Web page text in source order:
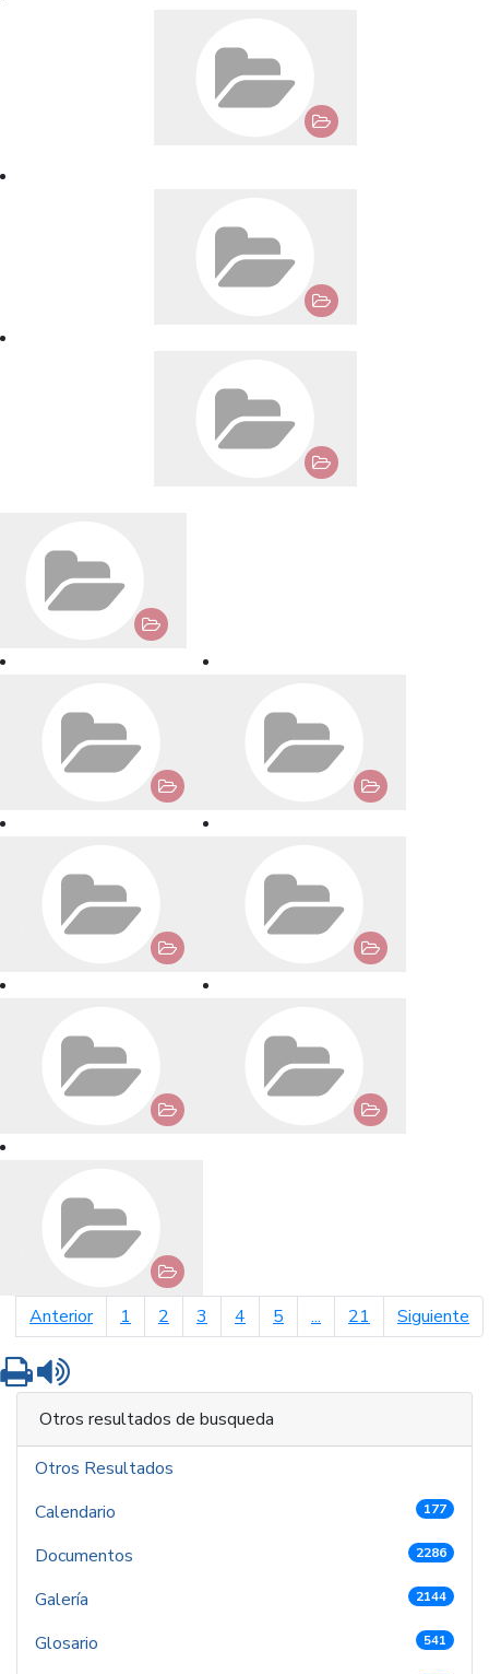
Anteriorpágina anterior
1 2 3 4 5 ... 21 Siguiente
Imprimir
Otros resultados de busqueda
Otros Resultados
Calendario
177
Documentos 2286
Galería 2144
Glosario 541